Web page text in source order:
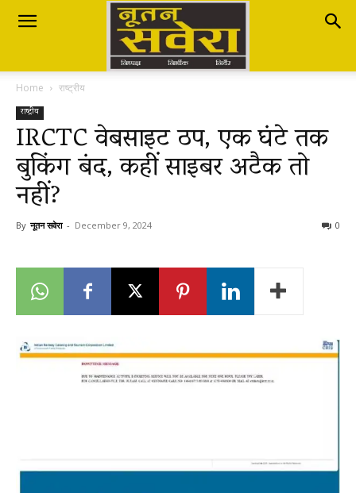
Nutan
Savera
नूतन
सवेरा
Breaking
LIVE
Home राष्ट्रीय
राष्ट्रीय
IRCTC वेबसाइट ठप, एक घंटे तक
बुकिंग बंद, कहीं साइबर अटैक तो
नहीं?
By नूतन सवेरा - December 9, 2024 0